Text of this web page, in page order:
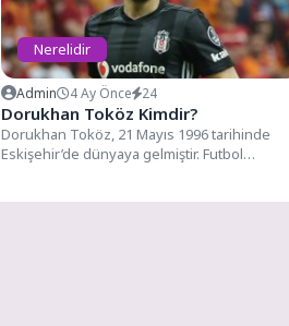
Nerelidir
Admin 4 Ay Önce 24
Dorukhan Toköz Kimdir?
Dorukhan Toköz, 21 Mayıs 1996 tarihinde
Eskişehir’de dünyaya gelmiştir. Futbol